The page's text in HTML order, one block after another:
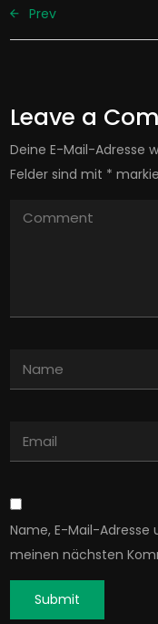
Prev
Leave a
Deine E-Mail-Adresse
Felder sind mit *
Name, E-Mail-Adresse
meinen nächsten
Submit